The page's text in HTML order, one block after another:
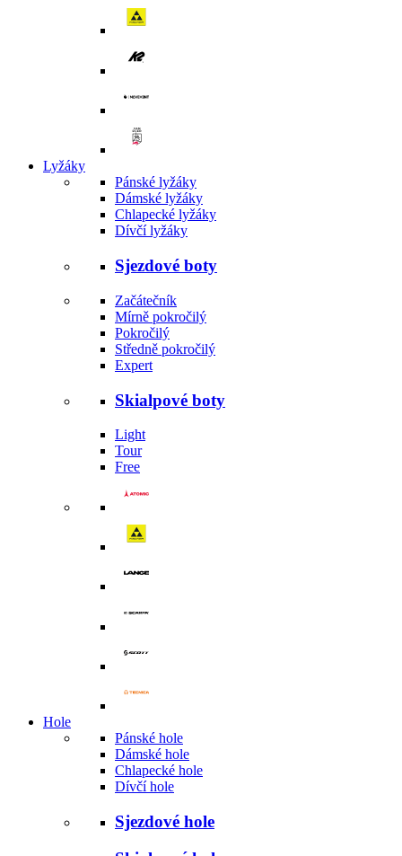
Lyžáky
Pánské lyžáky
Dámské lyžáky
Chlapecké lyžáky
Dívčí lyžáky
Sjezdové boty
Začátečník
Mírně pokročilý
Pokročilý
Středně pokročilý
Expert
Skialpové boty
Light
Tour
Free
Hole
Pánské hole
Dámské hole
Chlapecké hole
Dívčí hole
Sjezdové hole